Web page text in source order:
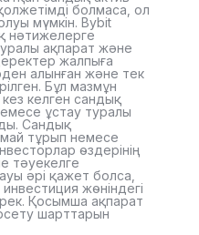
болмаса, ол
мүмкін. Bybit
нәтижелерге
ақпарат және
жалпыға
алынған және тек
Бұл мазмұн
келген сандық
ұстау туралы
Сандық
тұрып немесе
өздерінің
тәуекелге
әрі қажет болса,
жөніндегі
Қосымша ақпарат
шарттарын